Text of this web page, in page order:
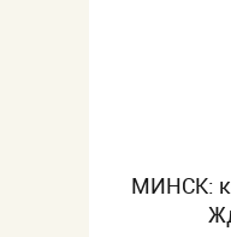
МИНСК: